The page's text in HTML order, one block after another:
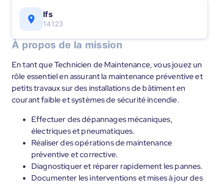
Ifs
14123
À propos de la mission
En tant que Technicien de Maintenance, vous jouez un
rôle essentiel en assurant la maintenance préventive et
petits travaux sur des installations de bâtiment en
courant faible et systèmes de sécurité incendie.
Effectuer des dépannages mécaniques,
électriques et pneumatiques.
Réaliser des opérations de maintenance
préventive et corrective.
Diagnostiquer et réparer rapidement les pannes.
Documenter les interventions et mises à jour des